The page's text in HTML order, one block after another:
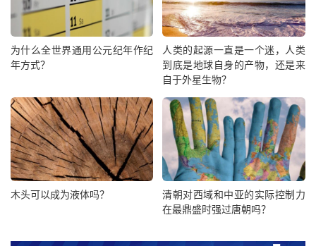
为什么全世界通用公元纪年作纪
年方式？
人类的起源一直是一个迷，人类
到底是地球自身的产物，还是来
自于外星生物？
木头可以成为液体吗？
清朝对西域和中亚的实际控制力
在最鼎盛时强过唐朝吗？